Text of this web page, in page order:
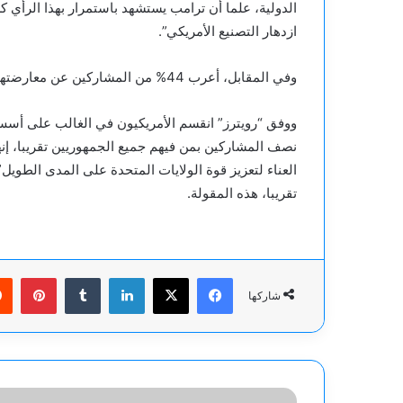
الدولية، علما أن ترامب يستشهد باستمرار بهذا
ازدهار التصنيع الأمريكي”.
وفي المقابل، أعرب 44% من المشاركين عن معارضتهم لهذا الرأي في إشارة إلى استغلال الولايات المتحدة.
ووفق “رويترز” انقسم الأمريكيون في الغالب على
نصف المشاركين بمن فيهم جميع الجمهوريين تقريبا،
العناء لتعزيز قوة الولايات المتحدة على المدى
تقريبا، هذه المقولة.
شاركها
فيسبوك
‫X لينكدإن
نائب